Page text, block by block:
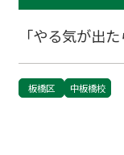
「やる気が出
板橋区 中板橋校